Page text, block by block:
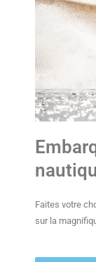
Faites votre
sur la